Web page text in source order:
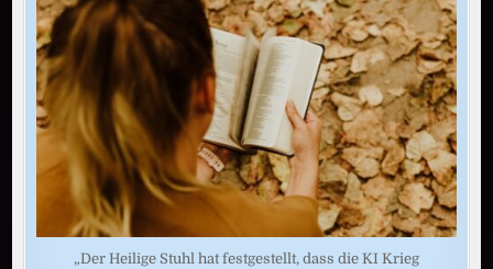
„Der Heilige Stuhl hat festgestellt, dass die KI Krieg